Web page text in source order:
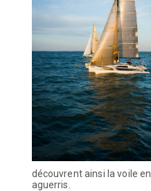
découvrent ainsi la voile
aguerris.